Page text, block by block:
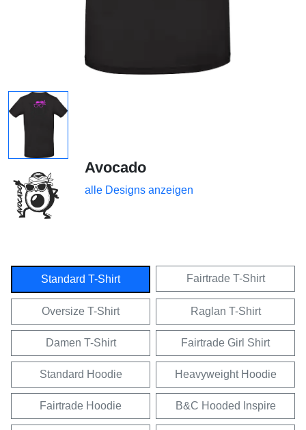
Avocado
alle Designs anzeigen
Standard T-Shirt Fairtrade T-Shirt
Oversize T-Shirt Raglan T-Shirt
Damen T-Shirt Fairtrade Girl Shirt
Standard Hoodie Heavyweight Hoodie
Fairtrade Hoodie B&C Hooded Inspire